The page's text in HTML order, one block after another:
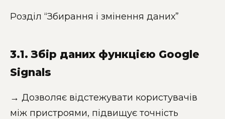
Розділ “Збирання і змінення даних”
3.1. Збір даних функцією Google
Signals
→ Дозволяє відстежувати користувачів
між пристроями, підвищує точність